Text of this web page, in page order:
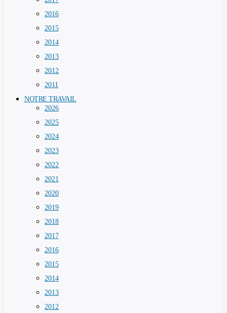
2016
2015
2014
2013
2012
2011
NOTRE TRAVAIL
2026
2025
2024
2023
2022
2021
2020
2019
2018
2017
2016
2015
2014
2013
2012